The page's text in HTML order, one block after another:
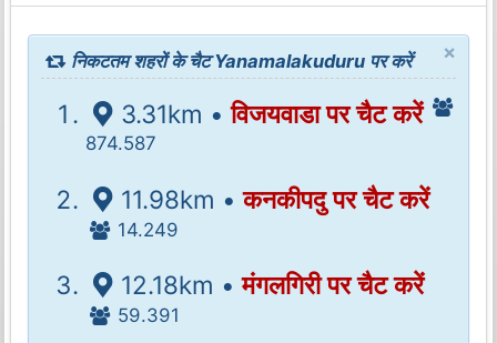
×
निकटतम शहरों के चैट Yanamalakuduru पर करें
3.31km •विजयवाडा पर चैट करें
874.587
11.98km •कनकीपदु पर चैट करें
14.249
12.18km •मंगलगिरी पर चैट करें
59.391